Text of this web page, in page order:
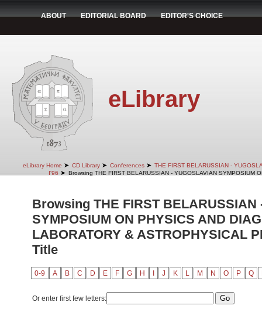
ABOUT EDITORIAL BOARD EDITOR'S CHOICE
eLibrary
eLibrary Home ➤ CD Library ➤ Conferences ➤ THE FIRST BELARUSSIAN -
I'96 ➤ Browsing THE FIRST BELARUSSIAN - YUGOSLAVIAN SYMPOSIUM
Browsing THE FIRST BELARUSSIAN
SYMPOSIUM ON PHYSICS AND
LABORATORY & ASTROPHYSICAL
Title
0-9 A B C D E F G H J K L M N O P Q
Or enter first few letters: